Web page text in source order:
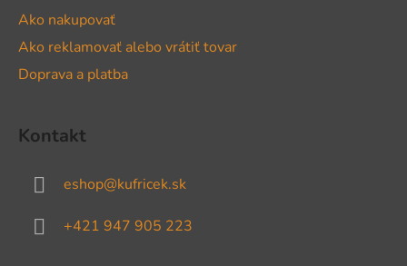
Ako nakupovať
Ako reklamovať alebo vrátiť tovar
Doprava a platba
Kontakt
eshop@kufricek.sk
+421 947 905 223